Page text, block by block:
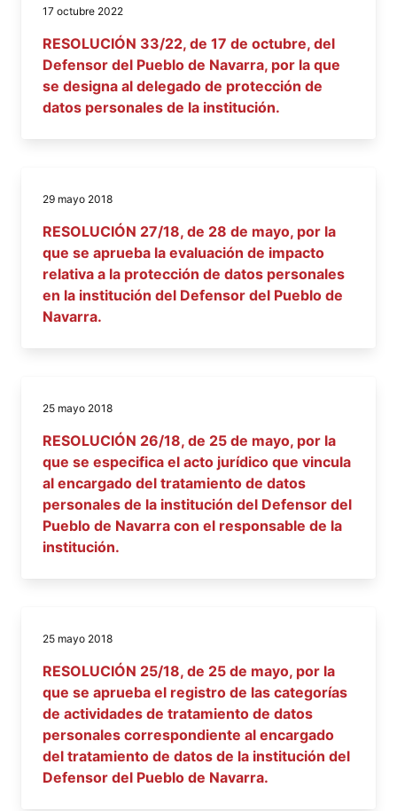
17 octubre 2022
RESOLUCIÓN 33/22, de 17 de octubre, del
Defensor del Pueblo de Navarra, por la que
se designa al delegado de protección de
datos personales de la institución.
29 mayo 2018
RESOLUCIÓN 27/18, de 28 de mayo, por la
que se aprueba la evaluación de impacto
relativa a la protección de datos personales
en la institución del Defensor del Pueblo de
Navarra.
25 mayo 2018
RESOLUCIÓN 26/18, de 25 de mayo, por la
que se especifica el acto jurídico que vincula
al encargado del tratamiento de datos
personales de la institución del Defensor del
Pueblo de Navarra con el responsable de la
institución.
25 mayo 2018
RESOLUCIÓN 25/18, de 25 de mayo, por la
que se aprueba el registro de las categorías
de actividades de tratamiento de datos
personales correspondiente al encargado
del tratamiento de datos de la institución del
Defensor del Pueblo de Navarra.